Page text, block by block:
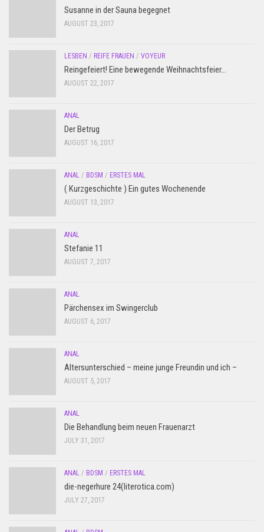
Susanne in der Sauna begegnet
AUGUST 23, 2017
LESBEN / REIFE FRAUEN / VOYEUR
Reingefeiert! Eine bewegende Weihnachtsfeier…
AUGUST 22, 2017
ANAL
Der Betrug
AUGUST 16, 2017
ANAL / BDSM / ERSTES MAL
( Kurzgeschichte ) Ein gutes Wochenende
AUGUST 13, 2017
ANAL
Stefanie 11
AUGUST 7, 2017
ANAL
Pärchensex im Swingerclub
AUGUST 6, 2017
ANAL
Altersunterschied – meine junge Freundin und ich –
AUGUST 5, 2017
ANAL
Die Behandlung beim neuen Frauenarzt
JULY 31, 2017
ANAL / BDSM / ERSTES MAL
die-negerhure 24(literotica.com)
JULY 27, 2017